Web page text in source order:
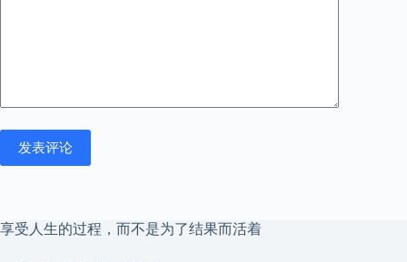
发表评论
享受人生的过程，而不是为了结果而活着